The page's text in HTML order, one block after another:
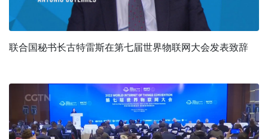
联合国秘书长古特雷斯在第七届世界物联网大会发表致辞